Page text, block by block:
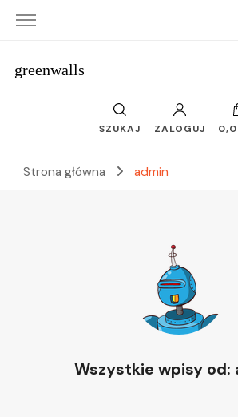
greenwalls
SZUKAJ ZALOGUJ
Strona główna admin
Wszystkie wpisy od: